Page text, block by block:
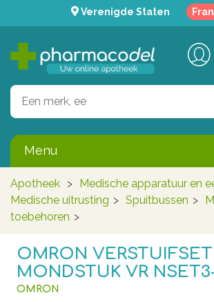
Verenigde Staten
Menu
Apotheek > Medische apparatuur en
Medische uitrusting > Spuitbussen >
toebehoren >
OMRON
MONDSTUK VR
OMRON